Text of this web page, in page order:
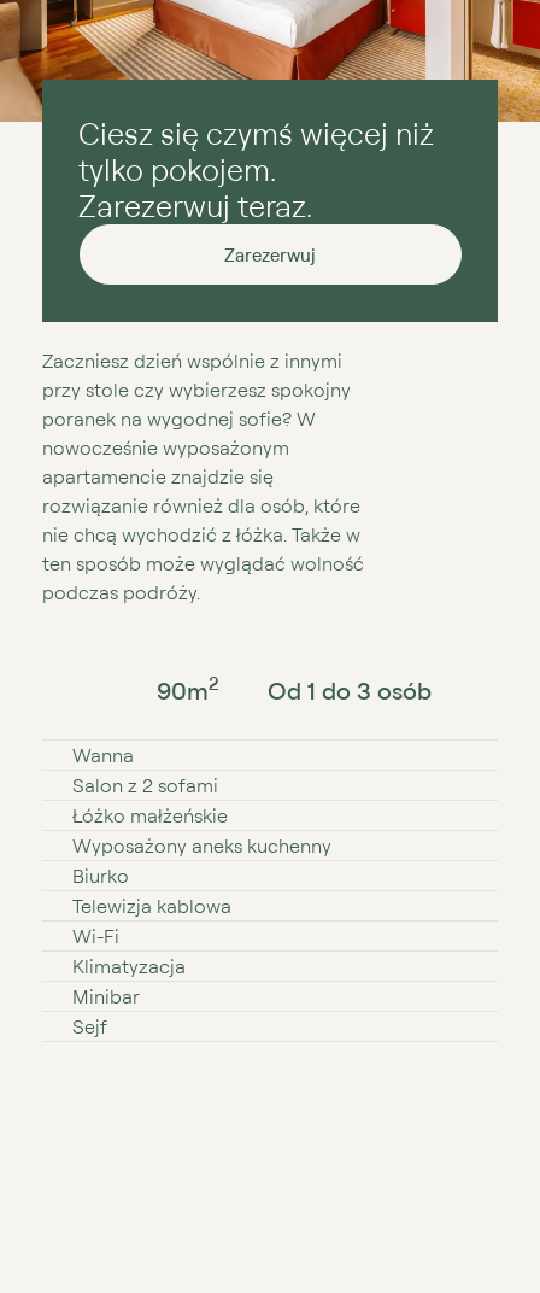
Ciesz się czymś więcej niż
tylko pokojem.
Zarezerwuj teraz.
Zarezerwuj
Zaczniesz dzień wspólnie z innymi
przy stole czy wybierzesz spokojny
poranek na wygodnej sofie? W
nowocześnie wyposażonym
apartamencie znajdzie się
rozwiązanie również dla osób, które
nie chcą wychodzić z łóżka. Także w
ten sposób może wyglądać wolność
podczas podróży.
90m2 Od 1 do 3 osób
Wanna
Salon z 2 sofami
Łóżko małżeńskie
Wyposażony aneks kuchenny
Biurko
Telewizja kablowa
Wi⁠⁠⁠⁠⁠-⁠⁠⁠⁠⁠Fi
Klimatyzacja
Minibar
Sejf